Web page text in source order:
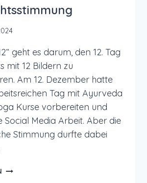
geht es darum, den 12. Tag
mit 12 Bildern zu
Am 12. Dezember hatte
Tag mit Ayurveda
Kurse vorbereiten und
Social Media Arbeit. Aber die
Stimmung durfte dabei
12